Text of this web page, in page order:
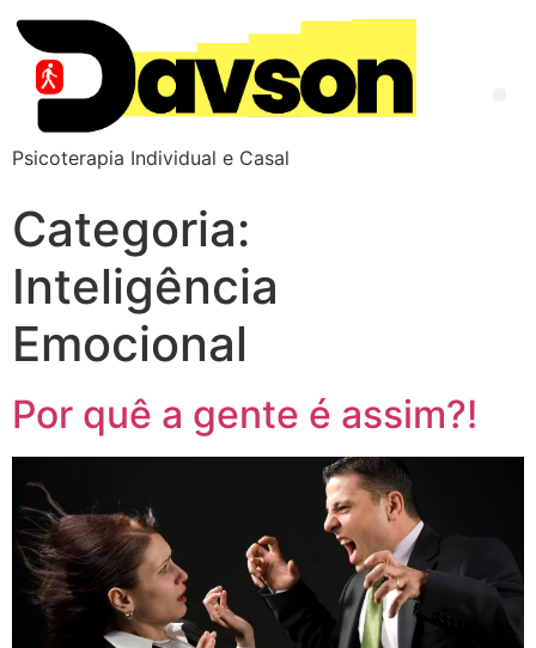
Psicoterapia Individual e Casal
Categoria:
Inteligência
Emocional
Por quê a gente é assim?!